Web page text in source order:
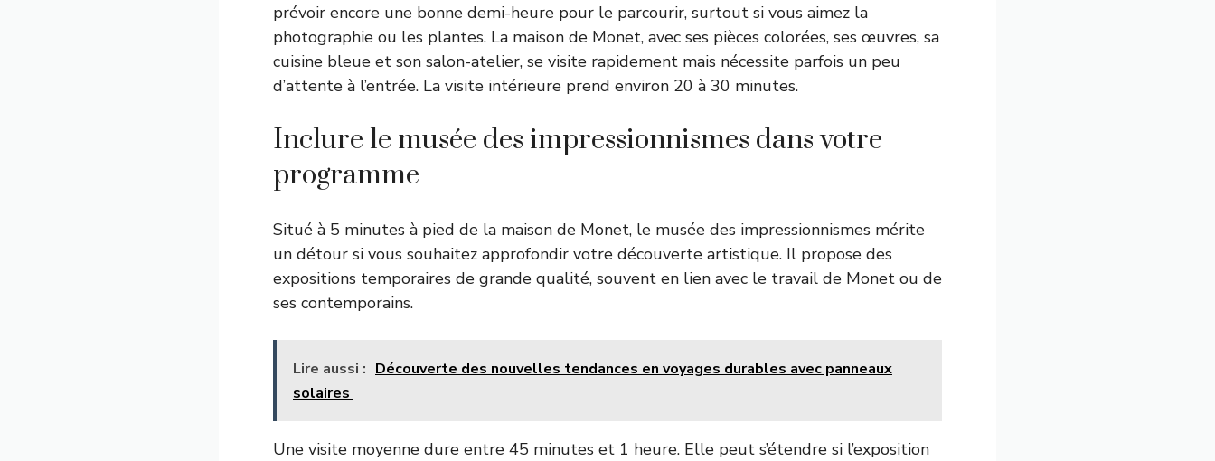
prévoir encore une bonne demi-heure pour le parcourir, surtout si vous aimez la
photographie ou les plantes. La maison de Monet, avec ses pièces colorées, ses œuvres, sa
cuisine bleue et son salon-atelier, se visite rapidement mais nécessite parfois un peu
d’attente à l’entrée. La visite intérieure prend environ 20 à 30 minutes.
Inclure le musée des impressionnismes dans votre
programme
Situé à 5 minutes à pied de la maison de Monet, le musée des impressionnismes mérite
un détour si vous souhaitez approfondir votre découverte artistique. Il propose des
expositions temporaires de grande qualité, souvent en lien avec le travail de Monet ou de
ses contemporains.
Lire aussi : Découverte des nouvelles tendances en voyages durables avec panneaux
solaires
Une visite moyenne dure entre 45 minutes et 1 heure. Elle peut s’étendre si l’exposition